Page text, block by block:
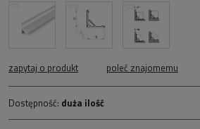
zapytaj o produkt poleć znajomemu
Dostępność: duża ilość